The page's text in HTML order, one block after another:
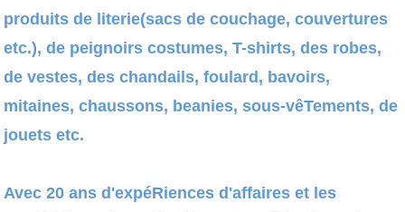
produits de literie(sacs de couchage, couvertures
etc.), de peignoirs costumes, T-shirts, des robes,
de vestes, des chandails, foulard, bavoirs,
mitaines, chaussons, beanies, sous-vêTements, de
jouets etc.
Avec 20 ans d'expéRiences d'affaires et les